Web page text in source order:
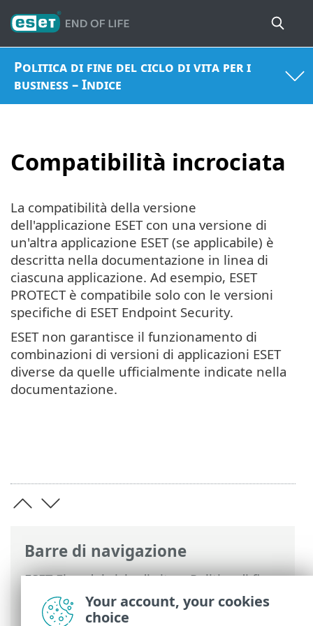
Politica di fine del ciclo di vita per i
business – Indice
Compatibilità incrociata
Barre di navigazione
ESET Fine del ciclo di vita>Politica di fine
del ciclo di vita per i business>
Compatibilità incrociata delle applicazioni
La compatibilità della versione
dell'applicazione ESET con una versione di
un'altra applicazione ESET (se applicabile) è
descritta nella documentazione in linea di
ciascuna applicazione. Ad esempio, ESET
PROTECT è compatibile solo con le versioni
specifiche di ESET Endpoint Security.
ESET non garantisce il funzionamento di
combinazioni di versioni di applicazioni ESET
diverse da quelle ufficialmente indicate nella
documentazione.
Your account, your cookies
choice